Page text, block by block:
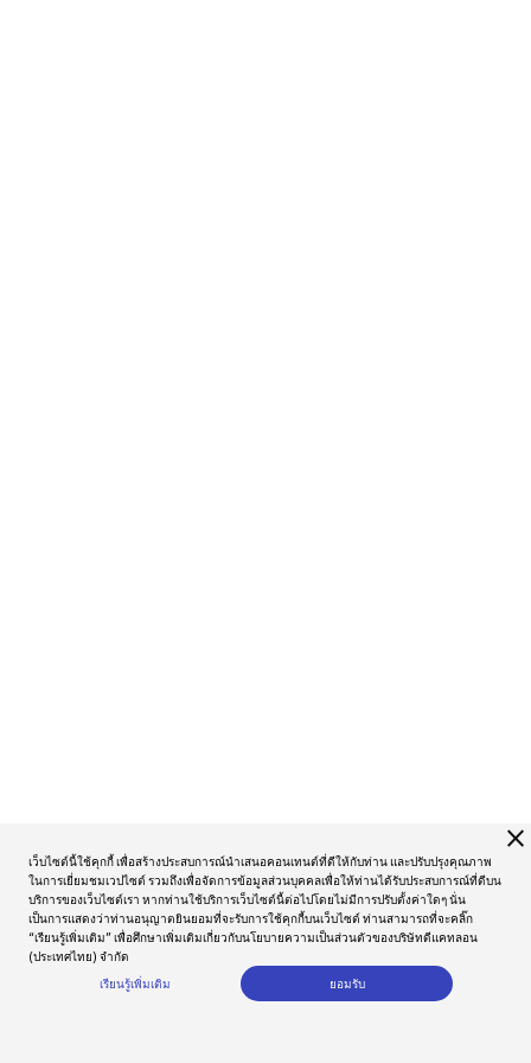
close
เว็บไซต์นี้ใช้คุกกี้ เพื่อสร้างประสบการณ์นำเสนอคอนเทนต์ที่ดีให้กับท่าน และปรับปรุงคุณภาพ
ในการเยี่ยมชมเวปไซต์ รวมถึงเพื่อจัดการข้อมูลส่วนบุคคลเพื่อให้ท่านได้รับประสบการณ์ที่ดีบน
บริการของเว็บไซต์เรา หากท่านใช้บริการเว็บไซต์นี้ต่อไปโดยไม่มีการปรับตั้งค่าใดๆ นั่น
เป็นการแสดงว่าท่านอนุญาตยินยอมที่จะรับการใช้คุกกี้บนเว็บไซต์ ท่านสามารถที่จะคลิ๊ก
“เรียนรู้เพิ่มเติม” เพื่อศึกษาเพิ่มเติมเกี่ยวกับนโยบายความเป็นส่วนตัวของบริษัทดีแคทลอน
(ประเทศไทย) จำกัด
เรียนรู้เพิ่มเติม
ยอมรับ